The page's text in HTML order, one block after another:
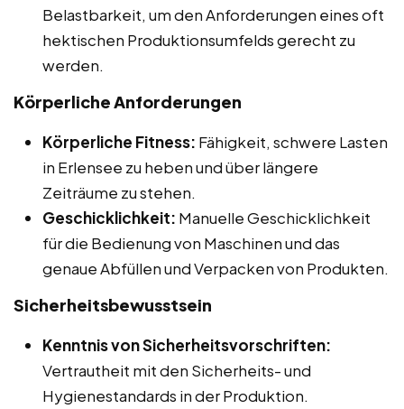
Belastbarkeit, um den Anforderungen eines oft
hektischen Produktionsumfelds gerecht zu
werden.
Körperliche Anforderungen
Körperliche Fitness: Fähigkeit, schwere Lasten
in Erlensee zu heben und über längere
Zeiträume zu stehen.
Geschicklichkeit: Manuelle Geschicklichkeit
für die Bedienung von Maschinen und das
genaue Abfüllen und Verpacken von Produkten.
Sicherheitsbewusstsein
Kenntnis von Sicherheitsvorschriften:
Vertrautheit mit den Sicherheits- und
Hygienestandards in der Produktion.